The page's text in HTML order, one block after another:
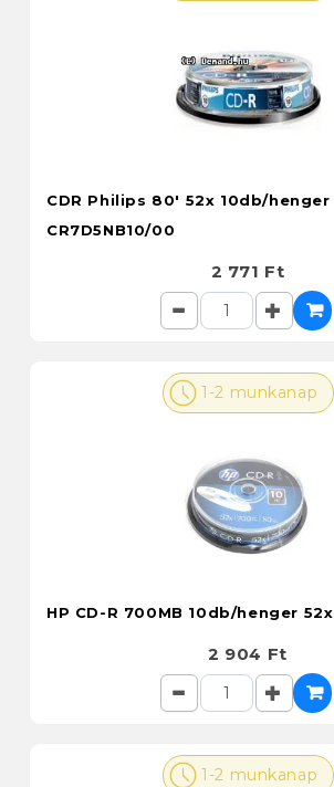
CDR Philips 80' 52x 10db/henger
CR7D5NB10/00
2 771 Ft
1-2 munkanap
HP CD-R 700MB 10db/henger 52x
2 904 Ft
1-2 munkanap